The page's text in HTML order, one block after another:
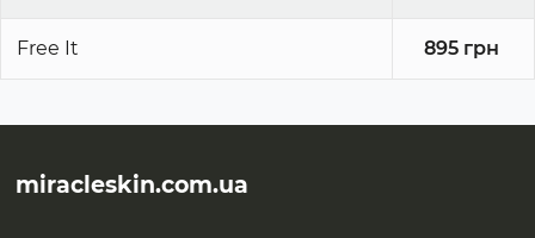
Free It 895 грн
miracleskin.com.ua